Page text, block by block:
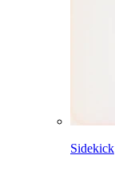
Sidekick